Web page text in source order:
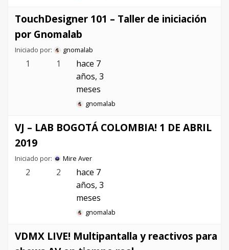
TouchDesigner 101 – Taller de iniciación
por Gnomalab
Iniciado por: gnomalab
1 1
hace 7
años, 3
meses
gnomalab
VJ – LAB BOGOTÁ COLOMBIA! 1 DE ABRIL
2019
Iniciado por: Mire Aver
2 2
hace 7
años, 3
meses
gnomalab
VDMX LIVE! Multipantalla y reactivos para